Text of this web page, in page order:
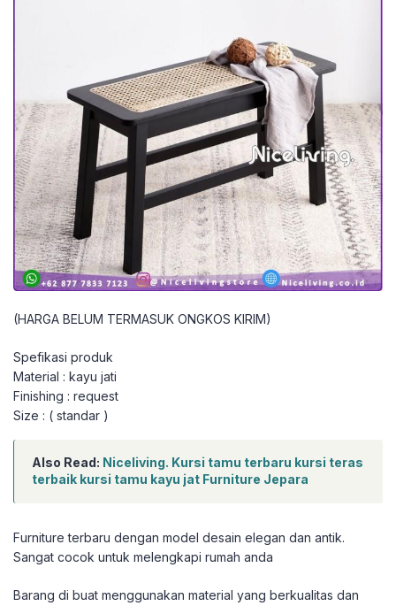
(HARGA BELUM TERMASUK ONGKOS KIRIM)
Spefikasi produk
Material : kayu jati
Finishing : request
Size : ( standar )
Also Read: Niceliving. Kursi tamu terbaru kursi teras
terbaik kursi tamu kayu jat Furniture Jepara
Furniture terbaru dengan model desain elegan dan antik.
Sangat cocok untuk melengkapi rumah anda
Barang di buat menggunakan material yang berkualitas dan